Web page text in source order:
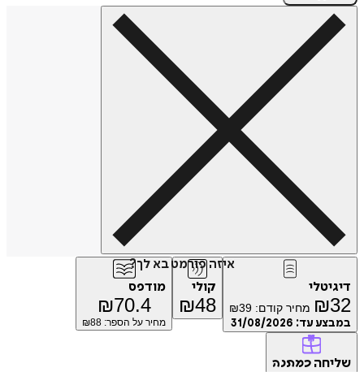
איזה פורמט בא לך?
דיגיטלי
₪32 מחיר קודם: ₪39
במבצע עד: 31/08/2026
קולי
₪48
מודפס
₪70.4
מחיר על הספר: ₪ 88
שליחה כמתנה